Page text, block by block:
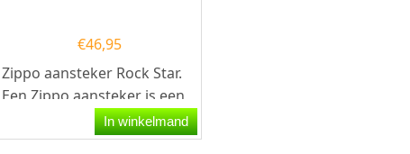
€46,95
Zippo aansteker Rock Star.
Een Zippo aansteker is een
goede aansteker met de...
In winkelmand